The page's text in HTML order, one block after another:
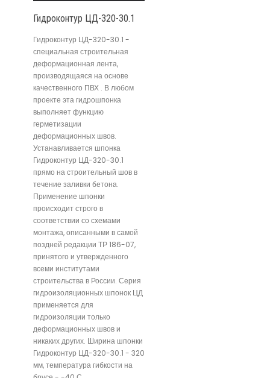
Гидроконтур ЦД-320-30.1
Гидроконтур ЦД-320-30.1 -
специальная строительная
деформационная лента,
производящаяся на основе
качественного ПВХ . В любом
проекте эта гидрошпонка
выполняет функцию
герметизации
деформационных швов.
Устанавливается шпонка
Гидроконтур ЦД-320-30.1
прямо на строительный шов в
течение заливки бетона.
Применение шпонки
происходит строго в
соответствии со схемами
монтажа, описанными в самой
поздней редакции ТР 186-07,
принятого и утвержденного
всеми институтами
строительства в России. Серия
гидроизоляционных шпонок ЦД
применяется для
гидроизоляции только
деформационных швов и
никаких других. Ширина шпонки
Гидроконтур ЦД-320-30.1 - 320
мм, температура гибкости на